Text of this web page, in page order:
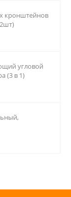
кронштейнов
угловой
(3 в 1)